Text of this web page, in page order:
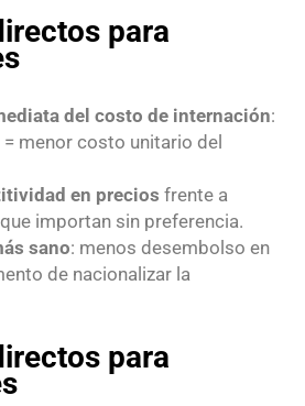
para
del costo de internación:
menor costo unitario del
en precios frente a
importan sin preferencia.
sano: menos desembolso en
de nacionalizar la
para